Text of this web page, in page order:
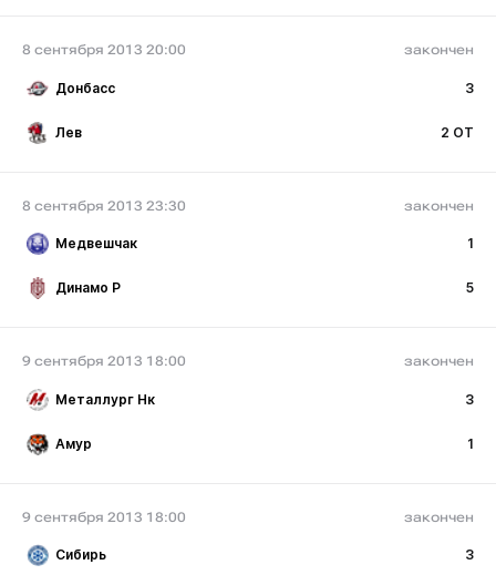
8 сентября 2013 20:00 закончен
Донбасс 3
Лев 2 ОТ
8 сентября 2013 23:30 закончен
Медвешчак 1
Динамо Р 5
9 сентября 2013 18:00 закончен
Металлург Нк 3
Амур 1
9 сентября 2013 18:00 закончен
Сибирь 3